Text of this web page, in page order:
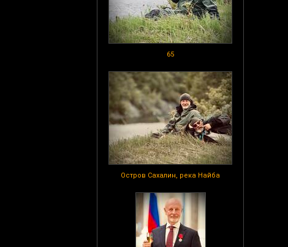
65
Остров Сахалин, река Найба